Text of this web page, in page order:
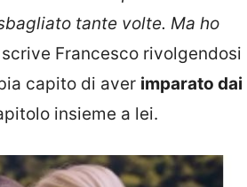
tante volte. Ma ho
scrive Francesco rivolgendosi
capito di aver imparato dai
insieme a lei.